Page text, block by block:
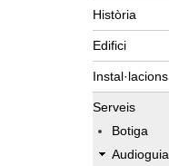
Història
Edifici
Instal·lacions
Serveis
Botiga
Audioguia